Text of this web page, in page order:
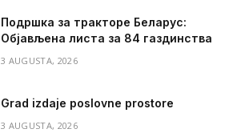
Подршка за тракторе Беларус:
Објављена листа за 84 газдинства
3 AUGUSTA, 2026
Grad izdaje poslovne prostore
3 AUGUSTA, 2026